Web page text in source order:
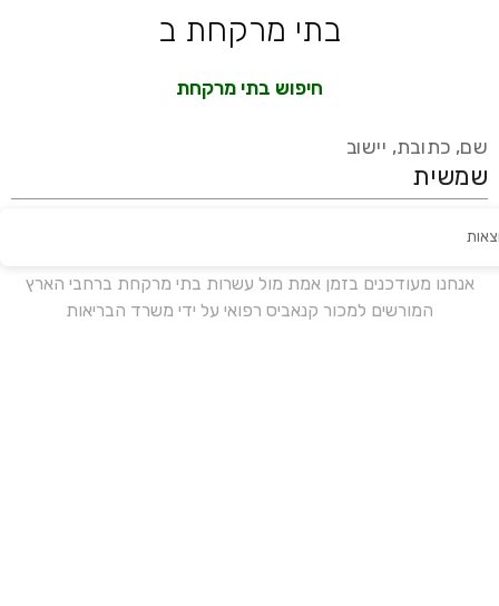
בתי מרקחת ב
חיפוש בתי מרקחת
שם, כתובת, יישוב
אנחנו מעודכנים בזמן אמת מול עשרות בתי מרקחת ברחבי הארץ
המורשים למכור קנאביס רפואי על ידי משרד הבריאות